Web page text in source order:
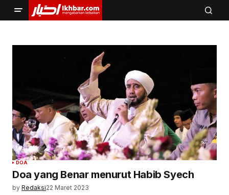
DOA
Doa yang Benar menurut Habib Syech
by Redaksi22 Maret 2023